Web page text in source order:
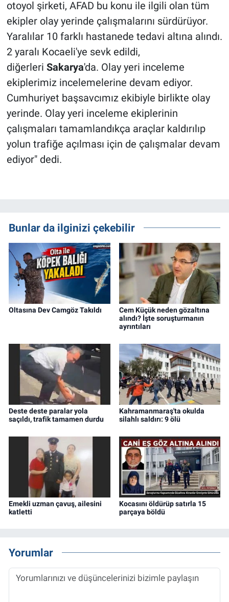
otoyol şirketi, AFAD bu konu ile ilgili olan tüm
ekipler olay yerinde çalışmalarını sürdürüyor.
Yaralılar 10 farklı hastanede tedavi altına alındı.
2 yaralı Kocaeli'ye sevk edildi,
diğerleri Sakarya'da. Olay yeri inceleme
ekiplerimiz incelemelerine devam ediyor.
Cumhuriyet başsavcımız ekibiyle birlikte olay
yerinde. Olay yeri inceleme ekiplerinin
çalışmaları tamamlandıkça araçlar kaldırılıp
yolun trafiğe açılması için de çalışmalar devam
ediyor" dedi.
Bunlar da ilginizi çekebilir
Oltasına Dev Camgöz Takıldı
Cem Küçük neden gözaltına
alındı? İşte soruşturmanın
ayrıntıları
Deste deste paralar yola
saçıldı, trafik tamamen durdu
Kahramanmaraş'ta okulda
silahlı saldırı: 9 ölü
Emekli uzman çavuş, ailesini
katletti
Kocasını öldürüp satırla 15
parçaya böldü
Yorumlar